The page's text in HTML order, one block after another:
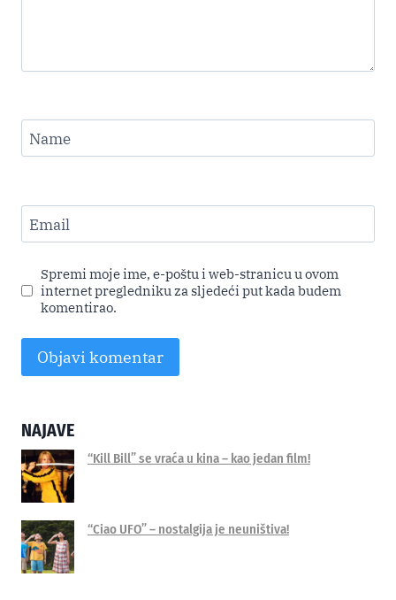
Name
Email
Spremi moje ime, e-poštu i web-stranicu u ovom
internet pregledniku za sljedeći put kada budem
komentirao.
NAJAVE
“Kill Bill” se vraća u kina – kao jedan film!
“Ciao UFO” – nostalgija je neuništiva!